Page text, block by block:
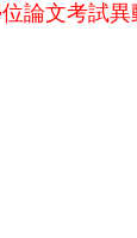
論文考試異